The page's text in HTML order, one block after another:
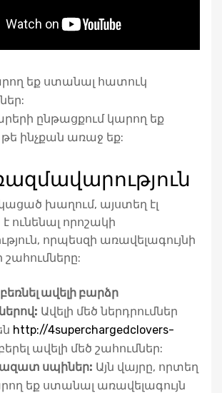
եք ստանալ հատուկ
ընթացքում կարող եք
թե ինչքան առաջ եք:
խաղում, այստեղ էլ
ունենալ որոշակի
որպեսզի առավելագույնի
շահումները:
ավելի բարձր
Ավելի մեծ ներդրումներ
http://4superchargedclovers-
ավելի մեծ շահումներ:
սպիներ: Այն վայրը, որտեղ
եք ստանալ առավելագույն